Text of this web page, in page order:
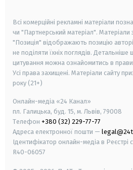
Всі комерційні рекламні матеріали
чи "Партнерський матеріал".
"Позиція" відображають позицію
не поділяти їхніх поглядів.
цитування можна ознайомитись в
Усі права захищені. Матеріали сайту
року (21+)
Онлайн-медіа «24 Канал»
пл. Галицька, буд. 15, м. Львів, 79008
Телефон +380 (32) 229-77-77
Адреса електронної пошти —
Ідентифікатор онлайн-медіа в Реєстрі
R40-06057